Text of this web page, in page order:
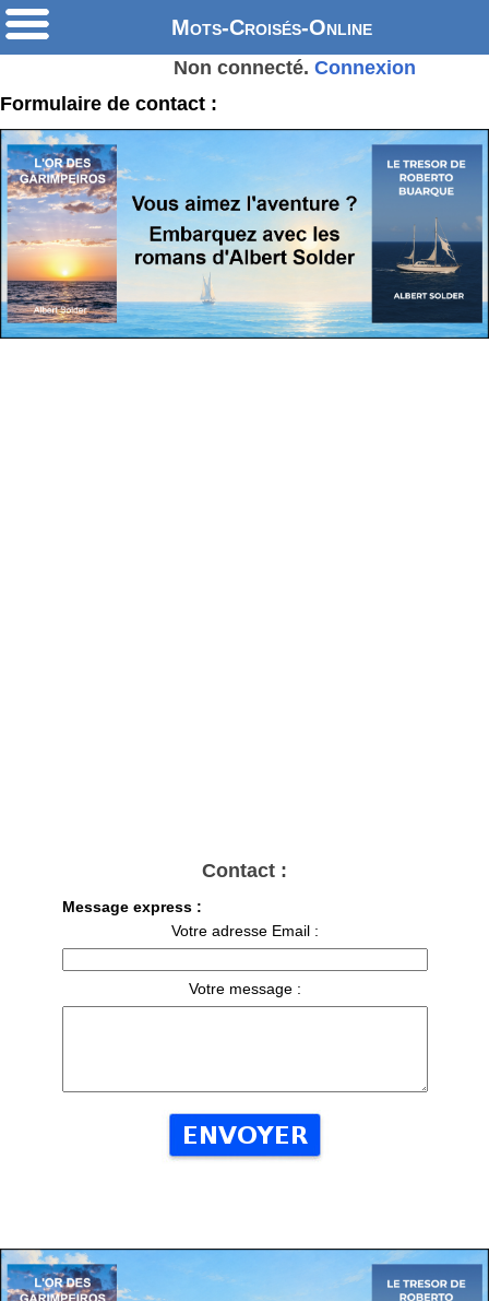
Mots-Croisés-Online
Non connecté. Connexion
Formulaire de contact :
Contact :